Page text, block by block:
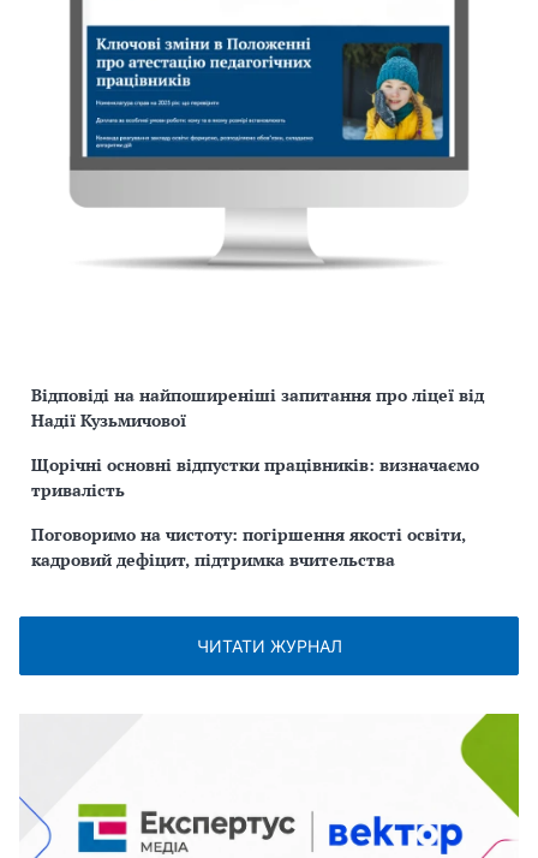
Відповіді на найпоширеніші запитання про ліцеї від
Надії Кузьмичової
Щорічні основні відпустки працівників: визначаємо
тривалість
Поговоримо на чистоту: погіршення якості освіти,
кадровий дефіцит, підтримка вчительства
ЧИТАТИ ЖУРНАЛ